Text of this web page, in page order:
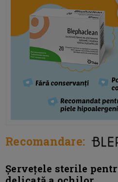
Recomandare:
Șervețele sterile